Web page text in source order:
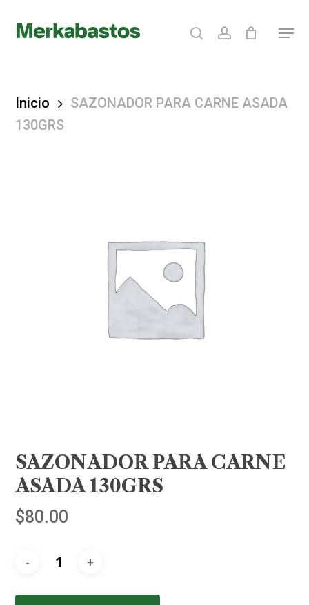
searchaccount Menu
Inicio
SAZONADOR PARA CARNE ASADA
130GRS
SAZONADOR PARA CARNE
ASADA 130GRS
$80.00
Close